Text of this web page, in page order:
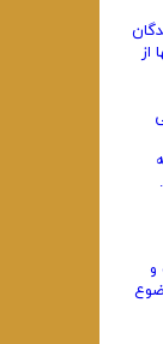
‌شدگان
از
و